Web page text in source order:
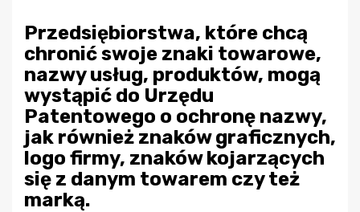
Przedsiębiorstwa, które chcą
chronić swoje znaki towarowe,
nazwy usług, produktów, mogą
wystąpić do Urzędu
Patentowego o ochronę nazwy,
jak również znaków graficznych,
logo firmy, znaków kojarzących
się z danym towarem czy też
marką.